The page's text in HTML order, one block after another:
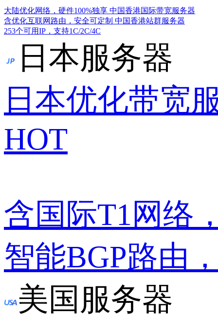
大陆优化网络，硬件100%独享 中国香港国际带宽服务器
含优化互联网路由，安全可定制 中国香港站群服务器
253个可用IP，支持1C/2C/4C
日本服务器
日本优化带宽
HOT
含国际T1网络
智能BGP路由
美国服务器